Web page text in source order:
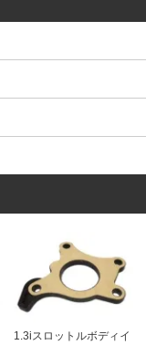
1.3iスロットルボディイ